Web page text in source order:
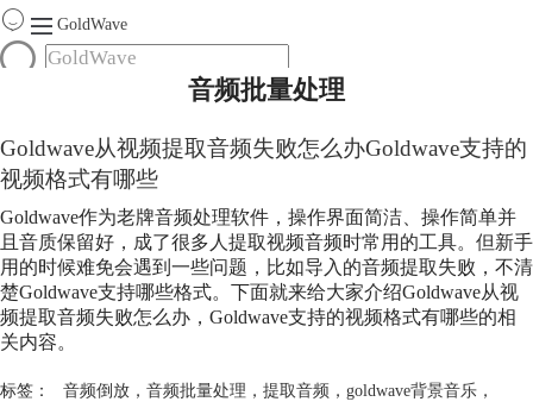
GoldWave
服务
下载
购买
音频批量处理
Goldwave从视频提取音频失败怎么办Goldwave支持的
视频格式有哪些
Goldwave作为老牌音频处理软件，操作界面简洁、操作简单并
且音质保留好，成了很多人提取视频音频时常用的工具。但新手
用的时候难免会遇到一些问题，比如导入的音频提取失败，不清
楚Goldwave支持哪些格式。下面就来给大家介绍Goldwave从视
频提取音频失败怎么办，Goldwave支持的视频格式有哪些的相
关内容。
标签： 音频倒放， 音频批量处理 ， 提取音频， goldwave背景音乐，